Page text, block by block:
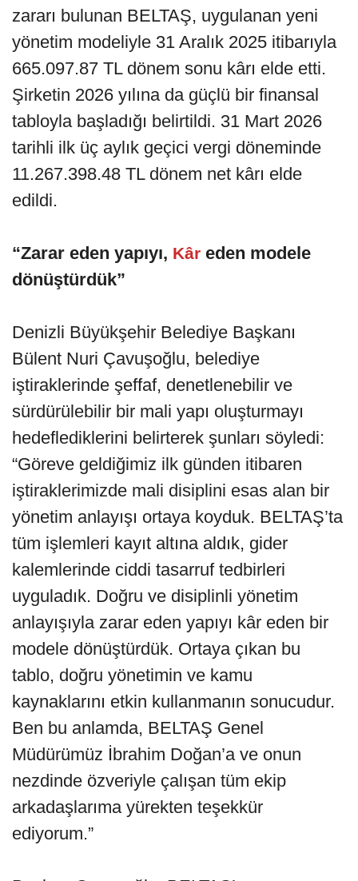
zararı bulunan BELTAŞ, uygulanan yeni
yönetim modeliyle 31 Aralık 2025 itibarıyla
665.097.87 TL dönem sonu kârı elde etti.
Şirketin 2026 yılına da güçlü bir finansal
tabloyla başladığı belirtildi. 31 Mart 2026
tarihli ilk üç aylık geçici vergi döneminde
11.267.398.48 TL dönem net kârı elde
edildi.
“Zarar eden yapıyı, Kâr eden modele
dönüştürdük”
Denizli Büyükşehir Belediye Başkanı
Bülent Nuri Çavuşoğlu, belediye
iştiraklerinde şeffaf, denetlenebilir ve
sürdürülebilir bir mali yapı oluşturmayı
hedeflediklerini belirterek şunları söyledi:
“Göreve geldiğimiz ilk günden itibaren
iştiraklerimizde mali disiplini esas alan bir
yönetim anlayışı ortaya koyduk. BELTAŞ’ta
tüm işlemleri kayıt altına aldık, gider
kalemlerinde ciddi tasarruf tedbirleri
uyguladık. Doğru ve disiplinli yönetim
anlayışıyla zarar eden yapıyı kâr eden bir
modele dönüştürdük. Ortaya çıkan bu
tablo, doğru yönetimin ve kamu
kaynaklarını etkin kullanmanın sonucudur.
Ben bu anlamda, BELTAŞ Genel
Müdürümüz İbrahim Doğan’a ve onun
nezdinde özveriyle çalışan tüm ekip
arkadaşlarıma yürekten teşekkür
ediyorum.”